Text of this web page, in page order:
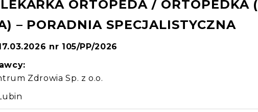
ORTOPEDA / ORTOPEDKA
– PORADNIA SPECJALISTYCZNA
nr 105/PP/2026
Zdrowia Sp. z o.o.